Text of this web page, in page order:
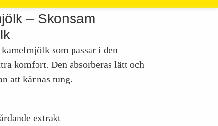
– Skonsam
som passar i den
komfort. Den absorberas lätt och
att kännas tung.
extrakt